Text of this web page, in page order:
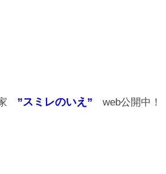
”スミレのいえ” web公開中！